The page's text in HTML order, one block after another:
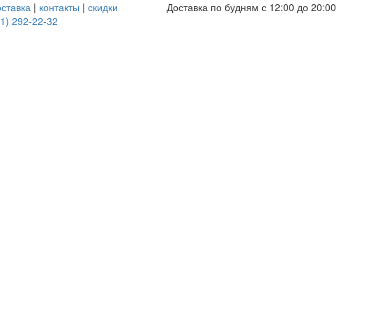
| контакты |скидки
292-22-32
Доставка по будням с 12:00 до 20:00